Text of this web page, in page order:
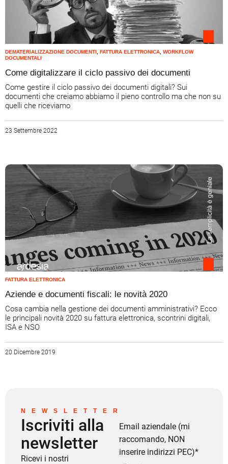
DEMATERIALIZZAZIONE DOCUMENTI, FATTURA ELETTRONICA, WORKFLOW
DOCUMENTALI
Come digitalizzare il ciclo passivo dei documenti
Come gestire il ciclo passivo dei documenti digitali? Sui
documenti che creiamo abbiamo il pieno controllo ma che non su
quelli che riceviamo
23 Settembre 2022
FATTURA ELETTRONICA
Aziende e documenti fiscali: le novità 2020
Cosa cambia nella gestione dei documenti amministrativi? Ecco
le principali novità 2020 su fattura elettronica, scontrini digitali,
ISA e NSO
20 Dicembre 2019
NEWSLETTER
Iscriviti alla
newsletter
Ricevi i nostri
Email aziendale (mi
raccomando, NON
inserire indirizzi PEC)*